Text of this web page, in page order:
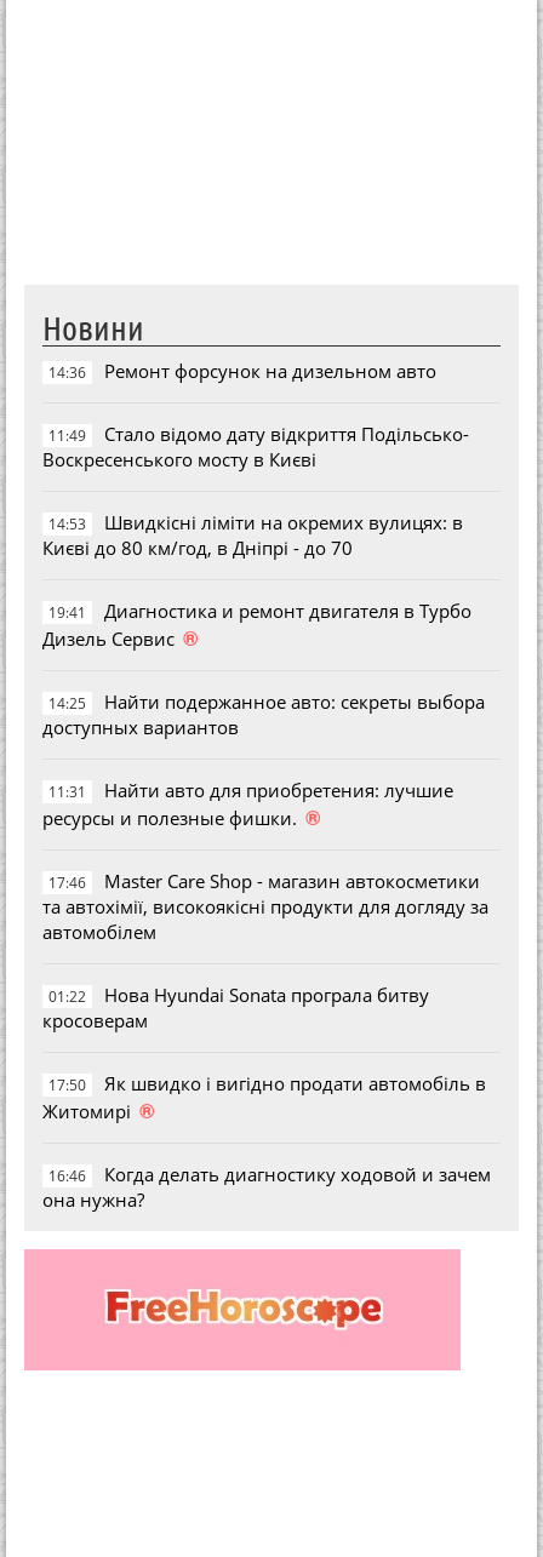
Новини
14:36 Ремонт форсунок на дизельном авто
11:49
Стало відомо дату відкриття Подільсько-
Воскресенського мосту в Києві
14:53
Швидкісні ліміти на окремих вулицях: в
Києві до 80 км/год, в Дніпрі - до 70
19:41
Диагностика и ремонт двигателя в Турбо
Дизель Сервис ®
14:25
Найти подержанное авто: секреты выбора
доступных вариантов
11:31
Найти авто для приобретения: лучшие
ресурсы и полезные фишки. ®
17:46
Master Care Shop - магазин автокосметики
та автохімії, високоякісні продукти для догляду за
автомобілем
01:22
Нова Hyundai Sonata програла битву
кросоверам
17:50
Як швидко і вигідно продати автомобіль в
Житомирі ®
16:46
Когда делать диагностику ходовой и зачем
она нужна?